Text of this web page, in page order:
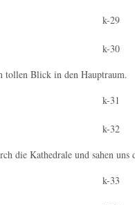
tollen Blick in den Hauptraum.
die Kathedrale und sahen uns